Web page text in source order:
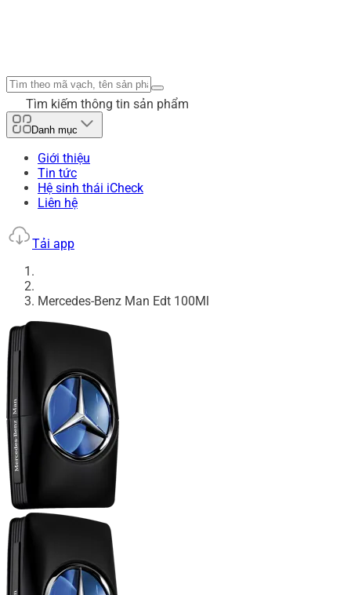
Tìm kiếm thông tin sản phẩm
Danh mục
Giới thiệu
Tin tức
Hệ sinh thái iCheck
Liên hệ
Tải app
Mercedes-Benz Man Edt 100Ml